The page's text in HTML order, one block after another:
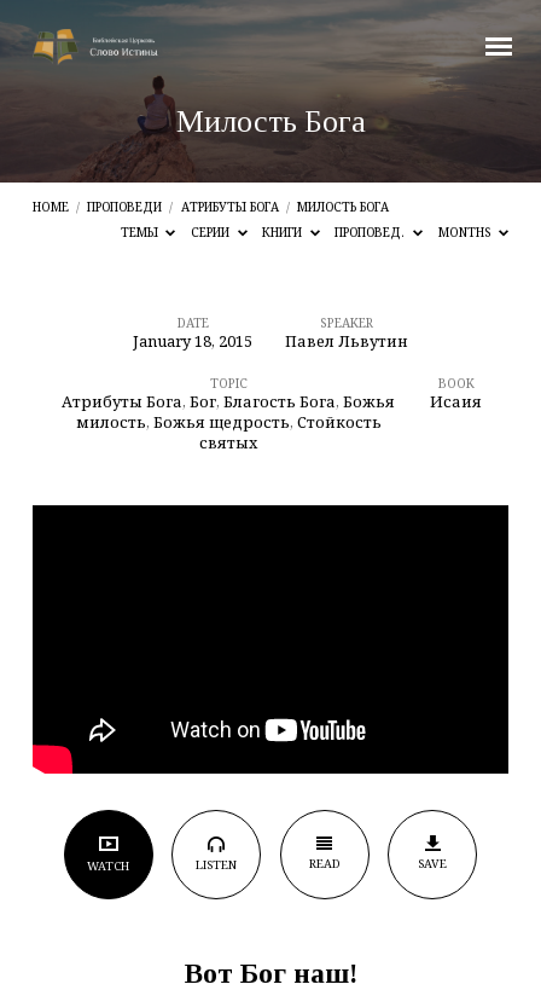
Милость Бога
HOME / ПРОПОВЕДИ / АТРИБУТЫ БОГА / МИЛОСТЬ БОГА
ТЕМЫ
СЕРИИ КНИГИ ПРОПОВЕД. MONTHS
Милость
Бога
DATE
January 18, 2015
SPEAKER
Павел Львутин
TOPIC
Атрибуты Бога, Бог, Благость Бога, Божья
милость, Божья щедрость, Стойкость
святых
BOOK
Исаия
WATCH LISTEN READ SAVE
Вот Бог наш!